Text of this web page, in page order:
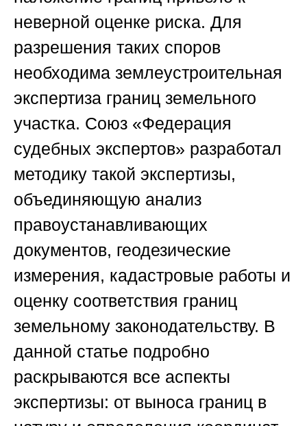
неверной оценке риска. Для
разрешения таких споров
необходима землеустроительная
экспертиза границ земельного
участка. Союз «Федерация
судебных экспертов» разработал
методику такой экспертизы,
объединяющую анализ
правоустанавливающих
документов, геодезические
измерения, кадастровые работы и
оценку соответствия границ
земельному законодательству. В
данной статье подробно
раскрываются все аспекты
экспертизы: от выноса границ в